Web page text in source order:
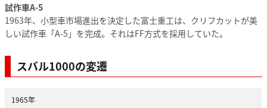
試作車A-5
1963年、小型車市場進出を決定した富士重工は、クリフカットが美
しい試作車「A-5」を完成。それはFF方式を採用していた。
スバル1000の変遷
1965年